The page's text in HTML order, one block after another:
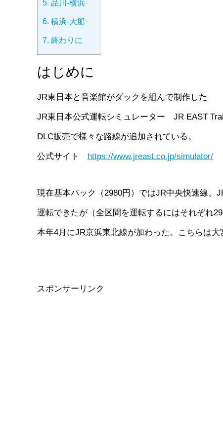
5. 品川-横浜
6. 横浜-大船
7. 終わりに
はじめに
JR東日本と音楽館がダックを組んで制作した
JR東日本公式運転シミュレーター JR EAST
DLC販売で様々な路線が追加されている。
公式サイト https://www.jreast.co.jp/simulator/
現在基本パック（2980円）ではJR中央快速線、
運転できたが（全区間を運転するにはそれぞれ
本年4月にJR京浜東北線が加わった。こちらは大
スポンサーリンク